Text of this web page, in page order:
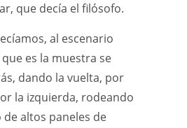
que decía el filósofo.
al escenario
que es la muestra se
dando la vuelta, por
la izquierda, rodeando
altos paneles de